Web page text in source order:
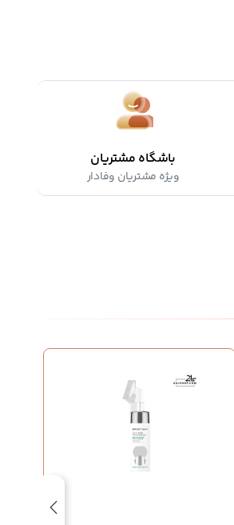
باشگاه مشتریان
ویژه مشتریان وفادار